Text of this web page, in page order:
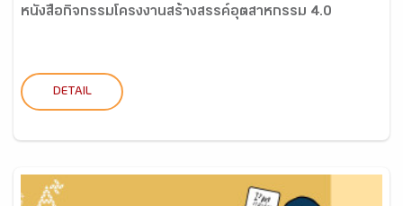
หนังสือกิจกรรมโครงงานสร้างสรรค์อุตสาหกรรม 4.0
DETAIL